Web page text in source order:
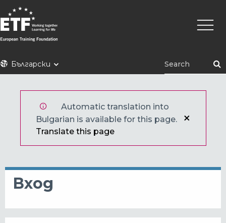
Премини
към
основното
съдържание
ETFБългарски
Main
Automatic translation into
Bulgarian is available for this page.
Translate this page
Вход